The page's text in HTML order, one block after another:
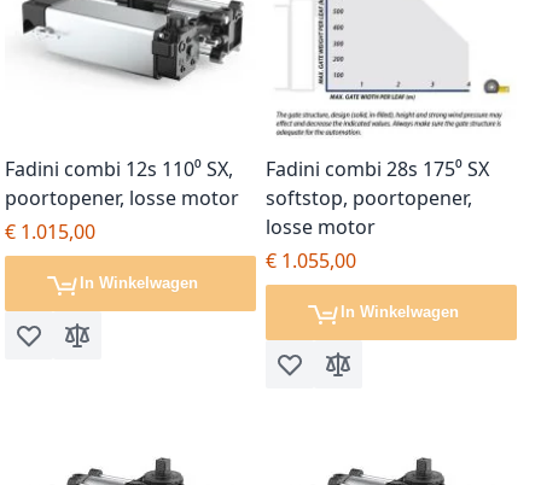
Fadini combi 12s 110⁰ SX,
poortopener, losse motor
€ 1.015,00
In Winkelwagen
Voeg toe aan verlanglijst
Toevoegen om te vergelijken
Fadini combi 28s 175⁰ SX
softstop, poortopener,
losse motor
€ 1.055,00
In Winkelwagen
Voeg toe aan verlanglijst
Toevoegen om te